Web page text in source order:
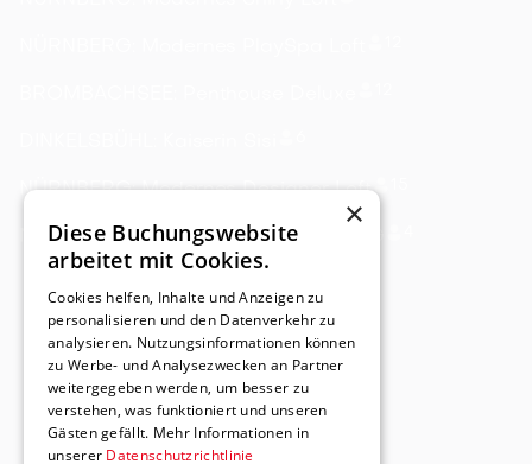
NÜRNBERG: Modernes Designer Loft
NÜRNBERG: Designer Apartment 1.OG
×
Diese Buchungswebsite
arbeitet mit Cookies.
Cookies helfen, Inhalte und Anzeigen zu
personalisieren und den Datenverkehr zu
analysieren. Nutzungsinformationen können
zu Werbe- und Analysezwecken an Partner
weitergegeben werden, um besser zu
verstehen, was funktioniert und unseren
Gästen gefällt. Mehr Informationen in
unserer Datenschutzrichtlinie